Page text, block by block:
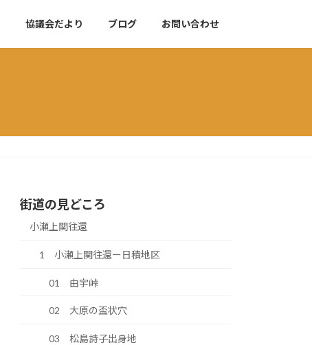
協議会だより ブログ お問い合わせ
街道の見どころ
小瀬上関往還
1 小瀬上関往還ー日積地区
01 由宇峠
02 大原の盃状穴
03 松島詩子出身地